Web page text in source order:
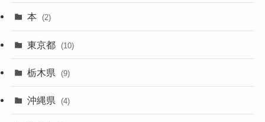
本 (2)
東京都 (10)
栃木県 (9)
沖縄県 (4)